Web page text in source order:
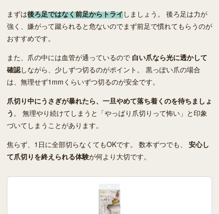
まずは後ろ足ではなく前足からトライしましょう。 後ろ足は力が
強く、嫌がって蹴られると危ないのでまず前足で慣れてもらうのが
おすすめです。
また、爪の中には血管が通っているので 白い爪なら光に透かして
確認しながら、少しずつ切るのがポイント。 黒っぽい爪の場合
は、無理せず1mmくらいずつ切るのが安全です。
爪切り中にうさぎが暴れたら、一旦やめて落ち着くのを待ちましょ
う 。 無理やり続けてしまうと「やっぱり爪切りって怖い」と印象
づいてしまうことがあります。
焦らず、1日に全部切らなくてもOKです。 数本ずつでも、 安心し
て爪切りを終えられる体験が何より大切です。